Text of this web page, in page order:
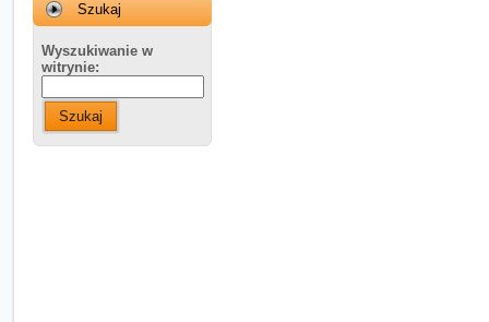
Szukaj
Wyszukiwanie w
witrynie:
Szukaj